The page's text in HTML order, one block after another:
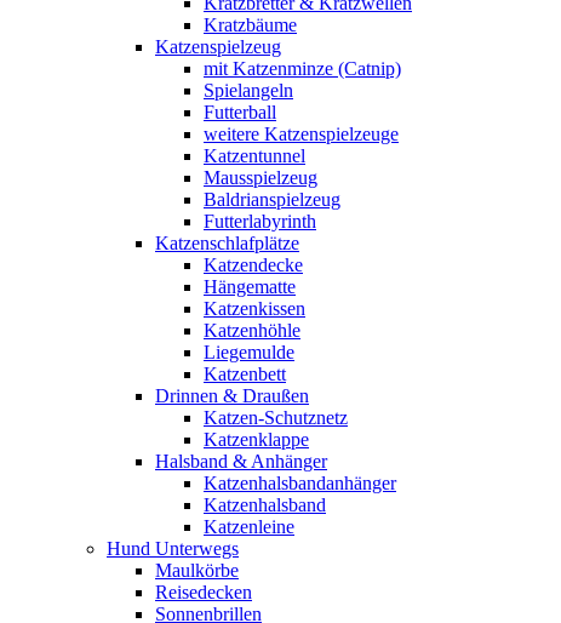
Kratzbäume
Katzenspielzeug
mit Katzenminze (Catnip)
Spielangeln
Futterball
weitere Katzenspielzeuge
Katzentunnel
Mausspielzeug
Baldrianspielzeug
Futterlabyrinth
Katzenschlafplätze
Katzendecke
Hängematte
Katzenkissen
Katzenhöhle
Liegemulde
Katzenbett
Drinnen & Draußen
Katzen-Schutznetz
Katzenklappe
Halsband & Anhänger
Katzenhalsbandanhänger
Katzenhalsband
Katzenleine
Hund Unterwegs
Maulkörbe
Reisedecken
Sonnenbrillen